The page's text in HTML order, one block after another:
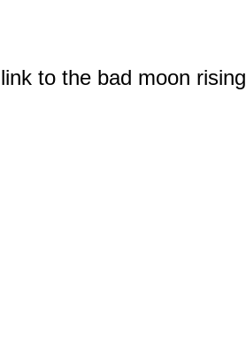
to the bad moon rising